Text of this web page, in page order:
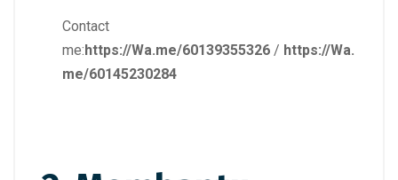
Contact
me:https://Wa.me/60139355326 / https://Wa.
me/60145230284